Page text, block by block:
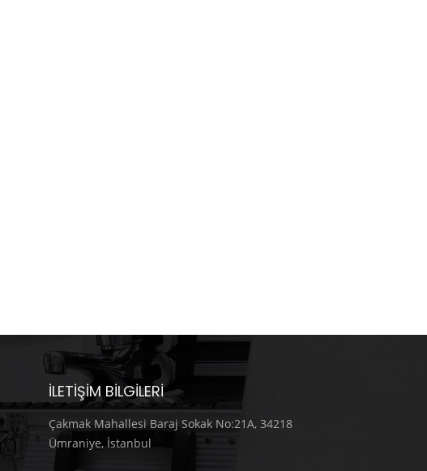
İLETIŞIM BILGILERI
Çakmak Mahallesi Baraj Sokak No:21A, 34218
Ümraniye, İstanbul